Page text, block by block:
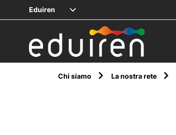
Eduiren
Chi siamo La nostra rete